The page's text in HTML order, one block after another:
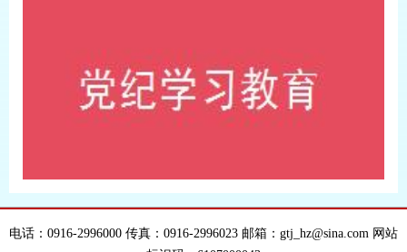
电话：0916-2996000 传真：0916-2996023 邮箱：gtj_hz@sina.com 网站